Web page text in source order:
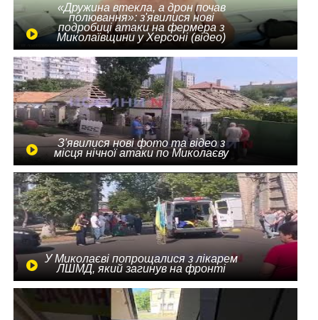
«Дружина втекла, а дрон почав
полювання»: з'явилися нові
подробиці атаки на фермера з
Миколаївщини у Херсоні (відео)
З'явилися нові фото та відео з
місця нічної атаки по Миколаєву
У Миколаєві попрощалися з лікарем
ЛШМД, який загинув на фронті